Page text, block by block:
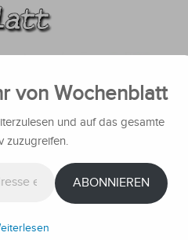
von Wochenblatt
und auf das gesamte
zuzugreifen.
ABONNIEREN